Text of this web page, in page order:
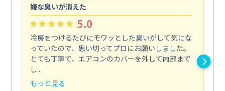
嫌な臭いが消えた
5.0
冷房をつけるたびにモワッとした臭いがして気にな
っていたので、思い切ってプロにお願いしました。
とても丁寧で、エアコンのカバーを外して内部まで
し...
もっと見る